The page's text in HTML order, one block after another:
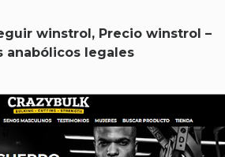
winstrol, Precio winstrol –
anabólicos legales